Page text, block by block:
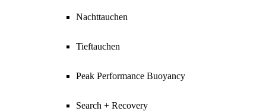
Nachttauchen
Tieftauchen
Peak Performance Buoyancy
Search + Recovery